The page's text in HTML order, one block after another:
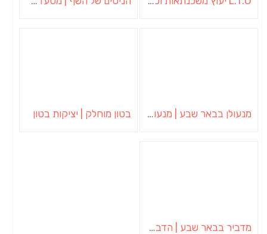
מנעולן בבאר שבע | מנעולן באופקים | ויטלי המנעולן בטון מוחלק | יציקות בטון
מדביר בבאר שבע | הדברה בבאר שבע | יוגב הדברות